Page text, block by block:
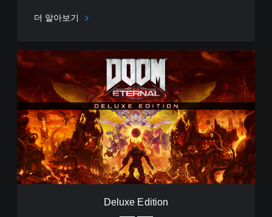
(
중
(
간
체
자
)
,
한
국
더 알아보기
D
e
u
x
e
E
d
i
t
i
o
Deluxe Edition